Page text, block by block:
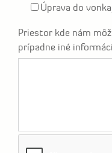
Úprava do
Priestor kde nám
prípadne iné